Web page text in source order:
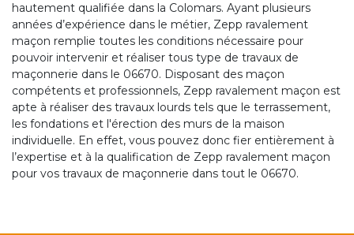
hautement qualifiée dans la Colomars. Ayant plusieurs
années d’expérience dans le métier, Zepp ravalement
maçon remplie toutes les conditions nécessaire pour
pouvoir intervenir et réaliser tous type de travaux de
maçonnerie dans le 06670. Disposant des maçon
compétents et professionnels, Zepp ravalement maçon est
apte à réaliser des travaux lourds tels que le terrassement,
les fondations et l'érection des murs de la maison
individuelle. En effet, vous pouvez donc fier entièrement à
l’expertise et à la qualification de Zepp ravalement maçon
pour vos travaux de maçonnerie dans tout le 06670.